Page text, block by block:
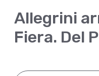
Allegrini
Fiera. Del